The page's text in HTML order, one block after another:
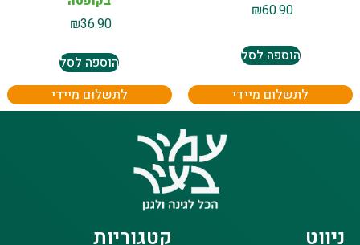
₪60.90
הוספה לסל
לתשלום מיידי
₪36.90
הוספה לסל
לתשלום מיידי
ניווט קטגוריות